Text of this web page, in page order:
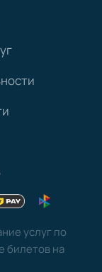
услуг по
билетов на